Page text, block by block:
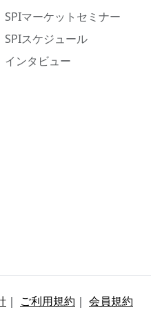
SPIマーケットセミナー
SPIスケジュール
インタビュー
｜ ご利用規約 ｜ 会員規約